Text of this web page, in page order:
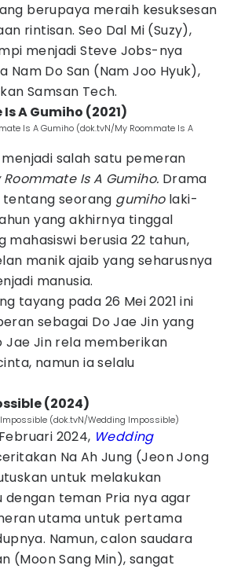
berupaya meraih kesuksesan
rintisan. Seo Dal Mi (Suzy),
menjadi Steve Jobs-nya
Nam Do San (Nam Joo Hyuk),
Samsan Tech.
A Gumiho (2021)
Is A Gumiho (dok.tvN/My Roommate Is A
menjadi salah satu pemeran
Roommate Is A Gumiho. Drama
seorang gumiho laki-
yang akhirnya tinggal
mahasiswi berusia 22 tahun,
manik ajaib yang seharusnya
manusia.
tayang pada 26 Mei 2021 ini
sebagai Do Jae Jin yang
Jae Jin rela memberikan
namun ia selalu
(2024)
(dok.tvN/Wedding Impossible)
2024, Wedding
Na Ah Jung (Jeon Jong
untuk melakukan
dengan teman Pria nya agar
utama untuk pertama
Namun, calon saudara
(Moon Sang Min), sangat